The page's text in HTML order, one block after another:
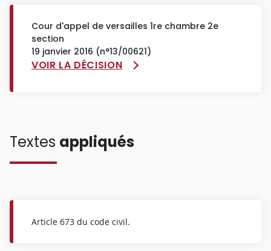
Cour d'appel de versailles 1re chambre 2e
section
19 janvier 2016 (n°13/00621)
VOIR LA DÉCISION
Textes appliqués
Article 673 du code civil.